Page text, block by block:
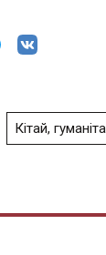
Кітай,